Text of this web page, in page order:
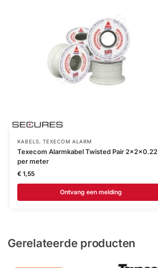
KABELS,TEXECOM ALARM
Texecom Alarmkabel Twisted Pair 2x2x0.22
per meter
€1,55
Ontvang een melding
Gerelateerde producten